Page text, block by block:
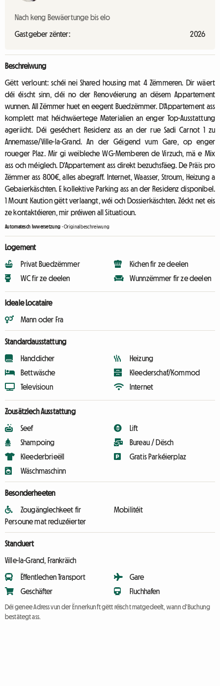
Nach keng Bewäertunge bis elo
Gastgeber zënter: 2026
Beschreiwung
Gëtt verlount: schéi nei Shared housing mat 4 Zëmmeren. Dir wäert
déi éischt sinn, déi no der Renovéierung an dësem Appartement
wunnen. All Zëmmer huet en eegent Buedzëmmer. D'Appartement ass
komplett mat héichwäertege Materialien an enger Top-Ausstattung
ageriicht. Déi geséchert Residenz ass an der rue Sadi Carnot 1 zu
Annemasse/Ville-la-Grand. An der Géigend vum Gare, op enger
roueger Plaz. Mir gi weibleche WG-Memberen de Virzuch, mä e Mix
ass och méiglech. D'Appartement ass direkt bezuchsfäeg. De Präis pro
Zëmmer ass 800€, alles abegraff. Internet, Waasser, Stroum, Heizung a
Gebaierkäschten. E kollektive Parking ass an der Residenz disponibel.
1 Mount Kaution gëtt verlaangt, wéi och Dossierkäschten. Zéckt net eis
ze kontaktéieren, mir préiwen all Situatioun.
Automatesch Iwwersetzung -Originalbeschreiwung
Logement
Privat Buedzëmmer
WC fir ze deelen
Kichen fir ze deelen
Wunnzëmmer fir ze deelen
Ideale Locataire
Mann oder Fra
Standardausstattung
Handdicher
Bettwäsche
Televisioun
Heizung
Kleederschaf/Kommod
Internet
Zousätzlech Ausstattung
Seef
Shampoing
Kleederbrieëll
Wäschmaschinn
Lift
Bureau / Dësch
Gratis Parkéierplaz
Besonderheeten
Zougänglechkeet fir
Persoune mat reduzéierter
Mobilitéit
Standuert
Ville-la-Grand, Frankräich
Ëffentlechen Transport
Geschäfter
Gare
Fluchhafen
Déi genee Adress vun der Ënnerkunft gëtt réischt matgedeelt, wann d'Buchung
bestätegt ass.